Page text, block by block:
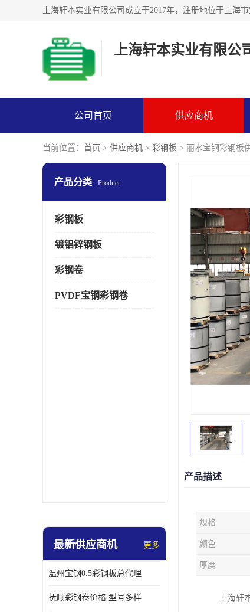
上海轩本实业有限公
公司首页 供应商机
当前位置： 首页 > 供应商机 > 彩钢板 > 丽水宝钢彩钢板
产品分类 Product
彩钢板
镀铝锌钢板
彩钢卷
PVDF宝钢彩钢卷
最新供应商机 更多
温州宝钢0.5彩钢板总代理
抚顺彩钢卷价格 型号多样
产品描述
规格
颜色
厚度
上海轩